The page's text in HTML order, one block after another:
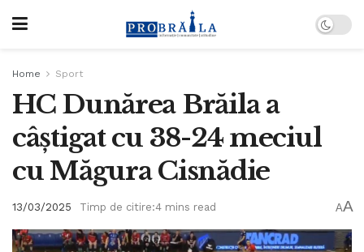
Home Sport
HC Dunărea Brăila a
câștigat cu 38-24 meciul
cu Măgura Cisnădie
13/03/2025 Timp de citire:4 mins read AA